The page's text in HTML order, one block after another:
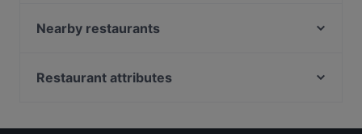
Funky Woo
Purebite Tampere Keskusta
Nearby restaurants
m/s Silver Sky
Restaurant attributes